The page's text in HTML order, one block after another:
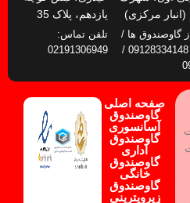
(انبار مرکزی)
گاوصندوق ها /
تلفن تماس: 09128334148 /
یازدهم، پلاک 35
تلفن تماس:
02191306949
صفحه اصلی
گاوصندوق
آسانسوری
گاوصندوق
اداری
گاوصندوق
خانگی
گاوصندوق
زیرویترینی